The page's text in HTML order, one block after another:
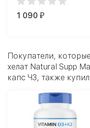
1 090 ₽
Покупатели,
хелат Natural Supp
капс ЧЗ, также